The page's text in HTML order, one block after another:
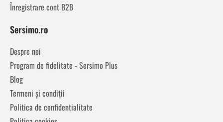
Înregistrare cont B2B
Sersimo.ro
Despre noi
Program de fidelitate - Sersimo Plus
Blog
Termeni și condiții
Politica de confidentialitate